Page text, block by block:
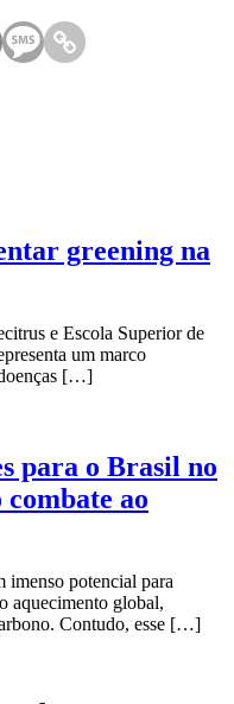
greening na
e Escola Superior de
um marco
[…]
para o Brasil no
ao
imenso potencial para
aquecimento global,
Contudo, esse […]